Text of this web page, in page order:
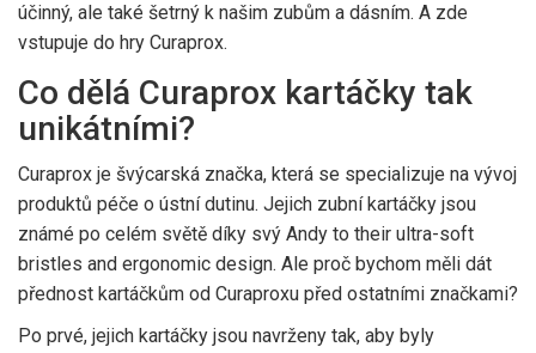
účinný, ale také šetrný k našim zubům a dásním. A zde
vstupuje do hry Curaprox.
Co dělá Curaprox kartáčky tak
unikátními?
Curaprox je švýcarská značka, která se specializuje na vývoj
produktů péče o ústní dutinu. Jejich zubní kartáčky jsou
známé po celém světě díky svý Andy to their ultra-soft
bristles and ergonomic design. Ale proč bychom měli dát
přednost kartáčkům od Curaproxu před ostatními značkami?
Po prvé, jejich kartáčky jsou navrženy tak, aby byly